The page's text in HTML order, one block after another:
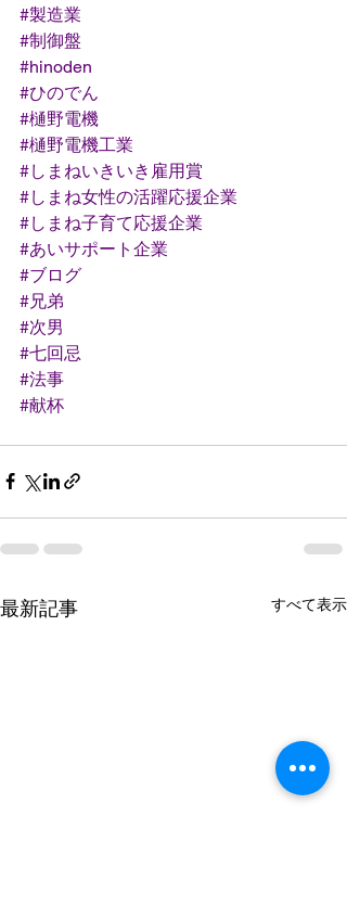
#製造業
#制御盤
#hinoden
#ひのでん
#樋野電機
#樋野電機工業
#しまねいきいき雇用賞
#しまね女性の活躍応援企業
#しまね子育て応援企業
#あいサポート企業
#ブログ
#兄弟
#次男
#七回忌
#法事
#献杯
最新記事 すべて表示